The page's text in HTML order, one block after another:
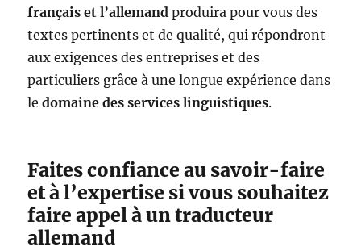
français et l’allemand produira pour vous des
textes pertinents et de qualité, qui répondront
aux exigences des entreprises et des
particuliers grâce à une longue expérience dans
ledomaine des services linguistiques.
Faites confiance au savoir-faire
et à l’expertise si vous souhaitez
faire appel à un traducteur
allemand